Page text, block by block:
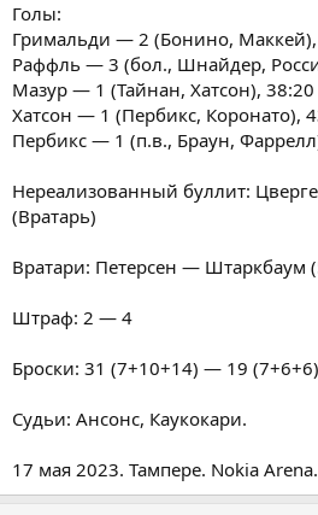
Голы:
Гримальди — 2 (Бонино,
Раффль — 3 (бол., Шнайдер,
Мазур — 1 (Тайнан, Хатсон),
Хатсон — 1 (Пербикс, Коронато),
Пербикс — 1 (п.в., Браун,
Нереализованный буллит:
(Вратарь)
Вратари: Петерсен — Штаркбаум
Штраф: 2 — 4
Броски: 31 (7+10+14) — 19 (7+6+6)
Судьи: Ансонс, Каукокари.
17 мая 2023. Тампере. Nokia Arena.